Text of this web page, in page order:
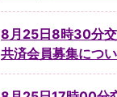
8月25日8時30分
共済会員募集につ